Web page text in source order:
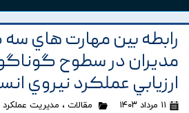
رابطه بين مهارت هاي سه
مديران در سطوح
ارزيابي عملکرد نيروي
۱۱ مرداد ۱۴۰۳ مقالات ، مدیریت عملکرد